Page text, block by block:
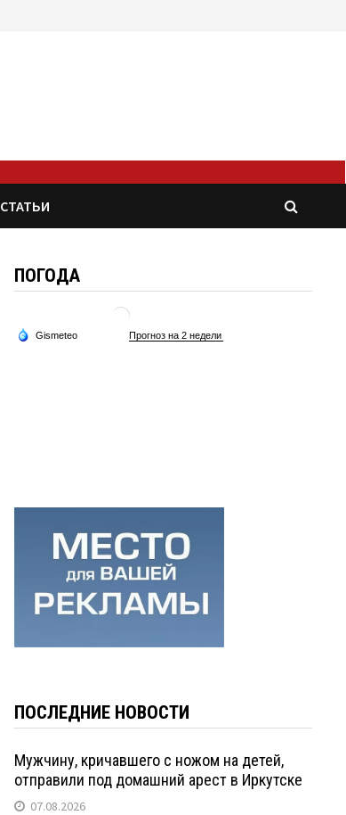
СТАТЬИ
ПОГОДА
ПОСЛЕДНИЕ НОВОСТИ
Мужчину, кричавшего с ножом на детей,
отправили под домашний арест в Иркутске
07.08.2026